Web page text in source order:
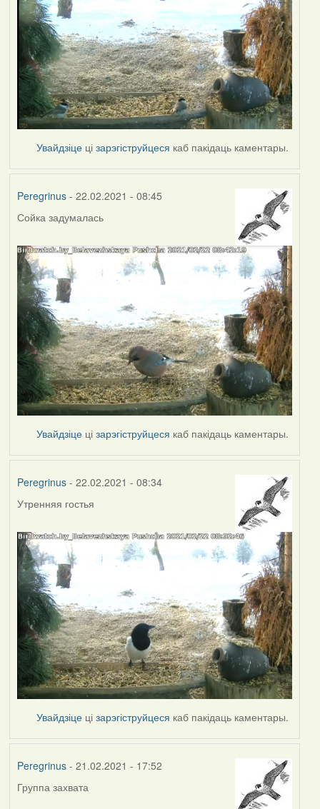
Увайдзіце цізарэгіструйцеся каб пакідаць каментары.
Peregrinus- 22.02.2021 - 08:45
Сойка задумалась
Увайдзіце цізарэгіструйцеся каб пакідаць каментары.
Peregrinus- 22.02.2021 - 08:34
Утренняя гостья
Увайдзіце цізарэгіструйцеся каб пакідаць каментары.
Peregrinus- 21.02.2021 - 17:52
Группа захвата